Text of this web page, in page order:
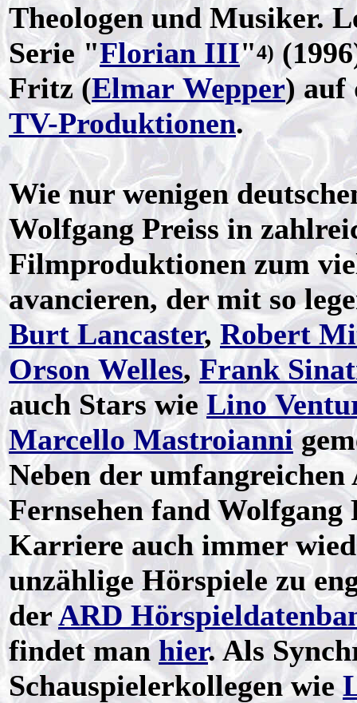
Theologen und Musiker.
Serie "Florian III"4)
Fritz (Elmar Wepper) auf
TV-Produktionen.
Wie nur wenigen
Wolfgang Preiss in
Filmproduktionen zum
avancieren, der mit so
Burt Lancaster, Robert
Orson Welles,Frank
auch Stars wie Lino
Marcello Mastroianni
Neben der
Fernsehen fand Wolfgang
Karriere auch immer
unzählige Hörspiele zu
derARD
findet manhier. Als
Schauspielerkollegen wie